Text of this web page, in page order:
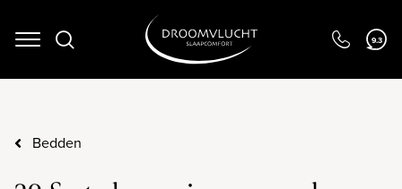
Navigation 9.3
Bedden